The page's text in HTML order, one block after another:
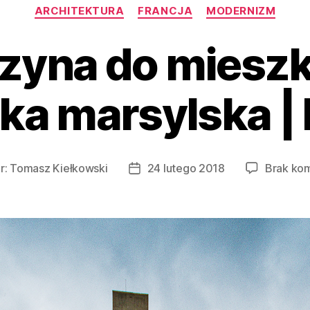
Kategorie
ARCHITEKTURA FRANCJA MODERNIZM
do
marsylska |
Tomasz Kiełkowski
Data24 lutego 2018 Brak